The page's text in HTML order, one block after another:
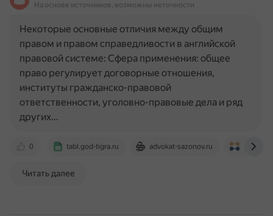
На основе источников, возможны неточности
0 tabl.god-tigra.ru advokat-sazonov.ru
Некоторые основные отличия между общим
правом и правом справедливости в английской
правовой системе: Сфера применения: общее
право регулирует договорные отношения,
институты гражданско-правовой
ответственности, уголовно-правовые дела и ряд
других…
Читать далее